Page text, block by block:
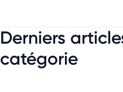
Derniers
catégorie